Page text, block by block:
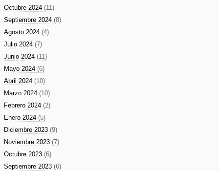
Octubre 2024 (11)
Septiembre 2024 (8)
Agosto 2024 (4)
Julio 2024 (7)
Junio 2024 (11)
Mayo 2024 (6)
Abril 2024 (10)
Marzo 2024 (10)
Febrero 2024 (2)
Enero 2024 (5)
Diciembre 2023 (9)
Noviembre 2023 (7)
Octubre 2023 (6)
Septiembre 2023 (6)